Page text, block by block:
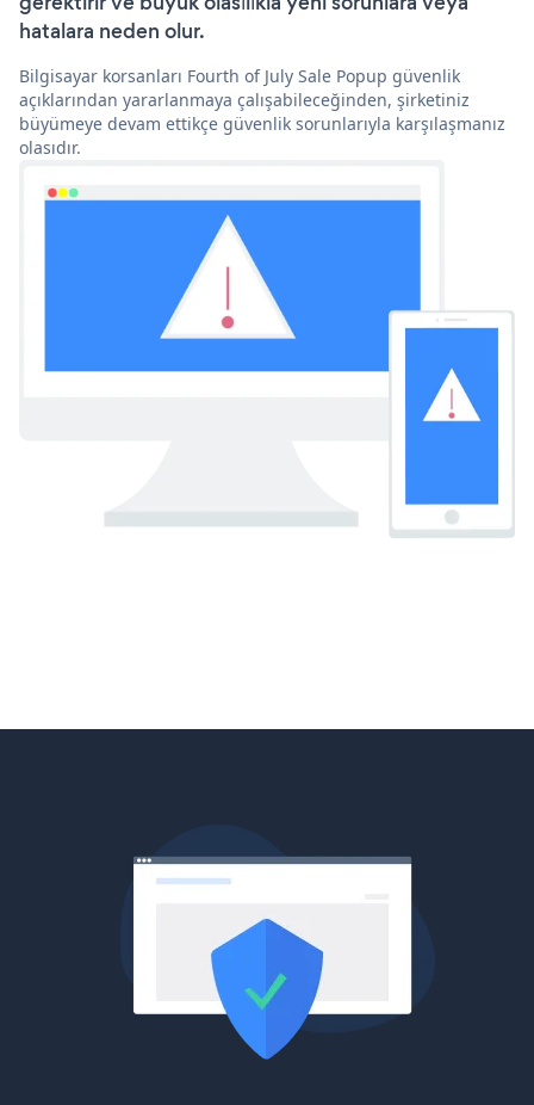
hatalara neden olur.
Bilgisayar korsanları Fourth of July Sale Popup güvenlik
açıklarından yararlanmaya çalışabileceğinden, şirketiniz
büyümeye devam ettikçe güvenlik sorunlarıyla karşılaşmanız
olasıdır.